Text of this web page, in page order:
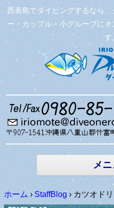
西表島でダイビングするなら
ー・カップル・小グループに
す
メ
ホーム › StaffBlog › カツオド